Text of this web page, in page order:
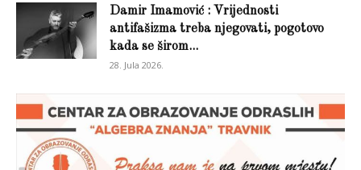
Damir Imamović : Vrijednosti
antifašizma treba njegovati, pogotovo
kada se širom...
28. Jula 2026.